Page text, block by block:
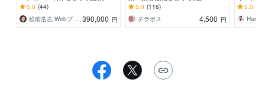
K！19年のプロが検索上位表示SE
Oに強いHPで支援
5.0 (44)
松前浩志 Webプロデューサー＠丁寧対応
390,000 円
ー視点の口コミで店舗の信頼性と
検索評価を高めます
5.0 (116)
チラポス
4,500 円
F30/＆
5.0